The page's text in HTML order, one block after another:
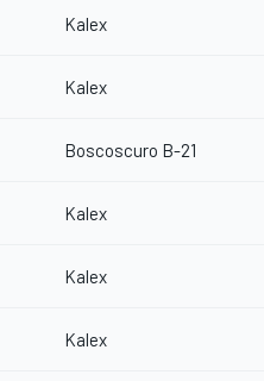
Kalex
Kalex
Boscoscuro B-21
Kalex
Kalex
Kalex